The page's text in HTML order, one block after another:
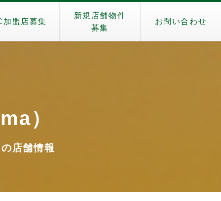
加盟店募集
新規店舗物件
募集
お問い合わせ
）
店舗情報